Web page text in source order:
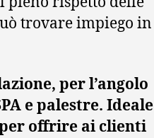
trovare impiego in
per l’angolo
e palestre. Ideale
offrire ai clienti